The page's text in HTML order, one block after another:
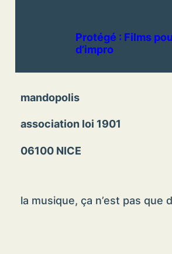
Protégé : Films
d’impro
mandopolis
association loi 1901
06100 NICE
la musique, ça n’est pas que